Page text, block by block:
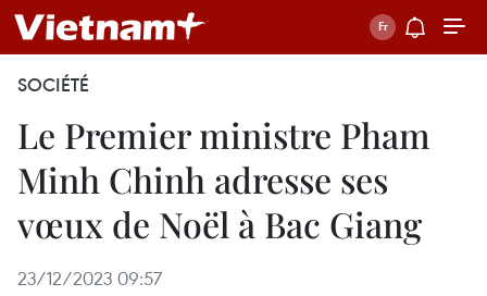
SOCIÉTÉ
Le Premier ministre Pham
Minh Chinh adresse ses
vœux de Noël à Bac Giang
23/12/2023 09:57